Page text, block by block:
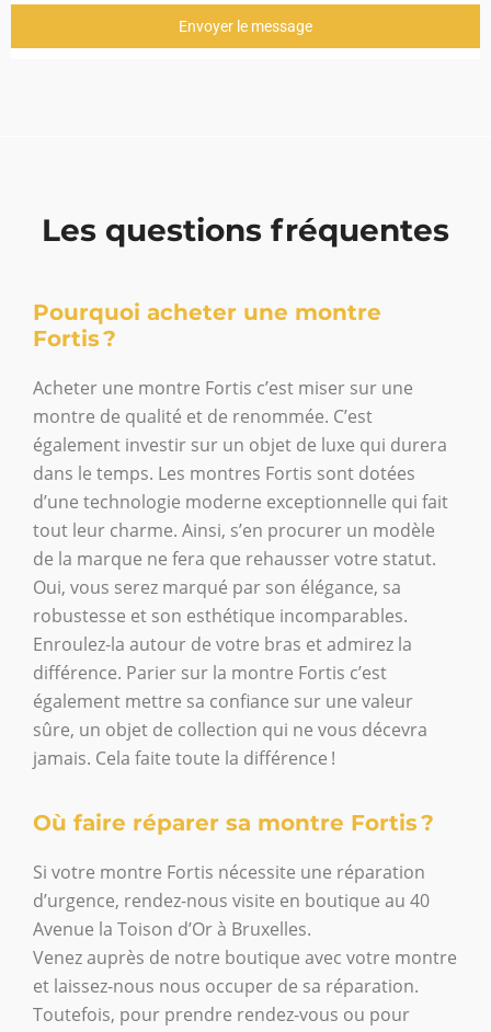
Envoyer le message
Les questions fréquentes
Pourquoi acheter une montre
Fortis ?
Acheter une montre Fortis c’est miser sur une
montre de qualité et de renommée. C’est
également investir sur un objet de luxe qui durera
dans le temps. Les montres Fortis sont dotées
d’une technologie moderne exceptionnelle qui fait
tout leur charme. Ainsi, s’en procurer un modèle
de la marque ne fera que rehausser votre statut.
Oui, vous serez marqué par son élégance, sa
robustesse et son esthétique incomparables.
Enroulez-la autour de votre bras et admirez la
différence. Parier sur la montre Fortis c’est
également mettre sa confiance sur une valeur
sûre, un objet de collection qui ne vous décevra
jamais. Cela faite toute la différence !
Où faire réparer sa montre Fortis ?
Si votre montre Fortis nécessite une réparation
d’urgence, rendez-nous visite en boutique au 40
Avenue la Toison d’Or à Bruxelles.
Venez auprès de notre boutique avec votre montre
et laissez-nous nous occuper de sa réparation.
Toutefois, pour prendre rendez-vous ou pour